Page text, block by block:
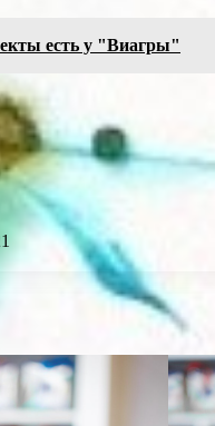
есть у "Виагры"